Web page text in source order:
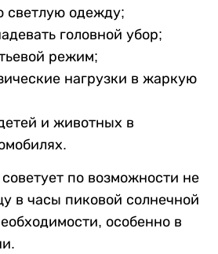
светлую одежду;
головной убор;
режим;
нагрузки в жаркую
и животных в
по возможности не
в часы пиковой солнечной
особенно в